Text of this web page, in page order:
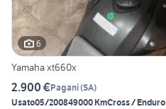
6
Yamaha xt660x
2.900 €Pagani(SA)
Usato05/200849000 KmCross / Enduro